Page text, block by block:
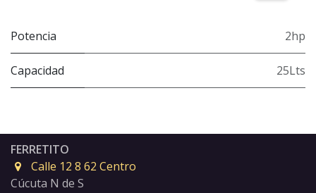
Potencia 2hp
Capacidad 25Lts
FERRETITO
Calle 12 8 62 Centro
Cúcuta N de S